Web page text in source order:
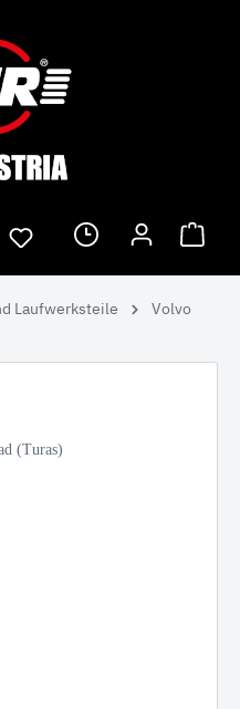
Laufwerksteile
Volvo